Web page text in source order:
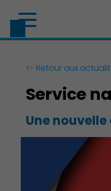
<- Retour aux
Service
Une nouvelle